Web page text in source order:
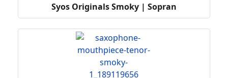
Syos Originals Smoky | Sopran